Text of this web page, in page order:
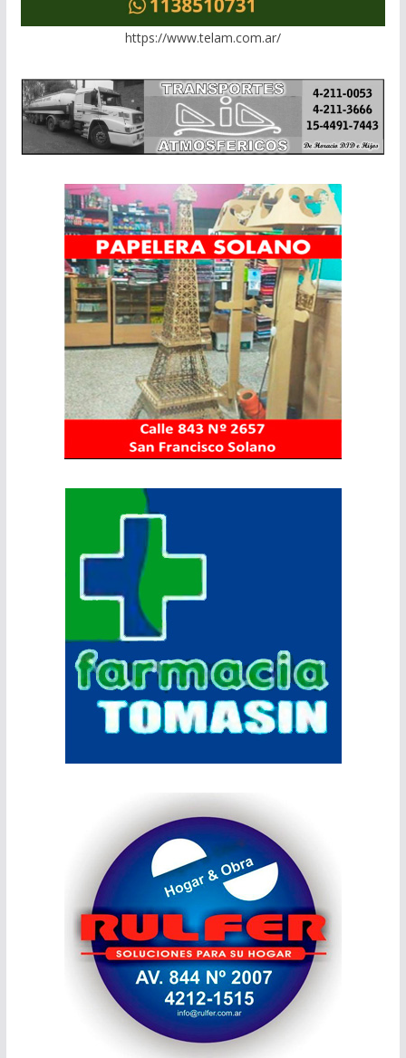
https://www.telam.com.ar/